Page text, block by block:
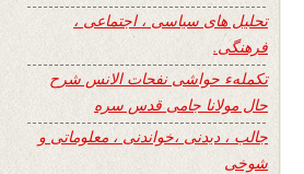
تحلیل های سیاسی ، اجتماعی ،
فرهنگی.
تکملهء حواشی نفحات الانس شرح
حال مولانا جامی قدس سره
جالب ، دیدنی ،خواندنی ، معلوماتی و
شوخی